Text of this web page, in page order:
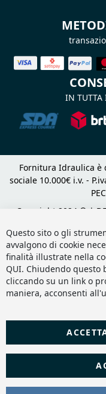
IN
Fornitura Idraulica è
sociale 10.000€ i.v. -
Copyright 2024 © |
Questo sito o gli
avvalgono di cookie
finalità illustrate nella
QUI. Chiudendo questo
cliccando su un link o
maniera, acconsenti